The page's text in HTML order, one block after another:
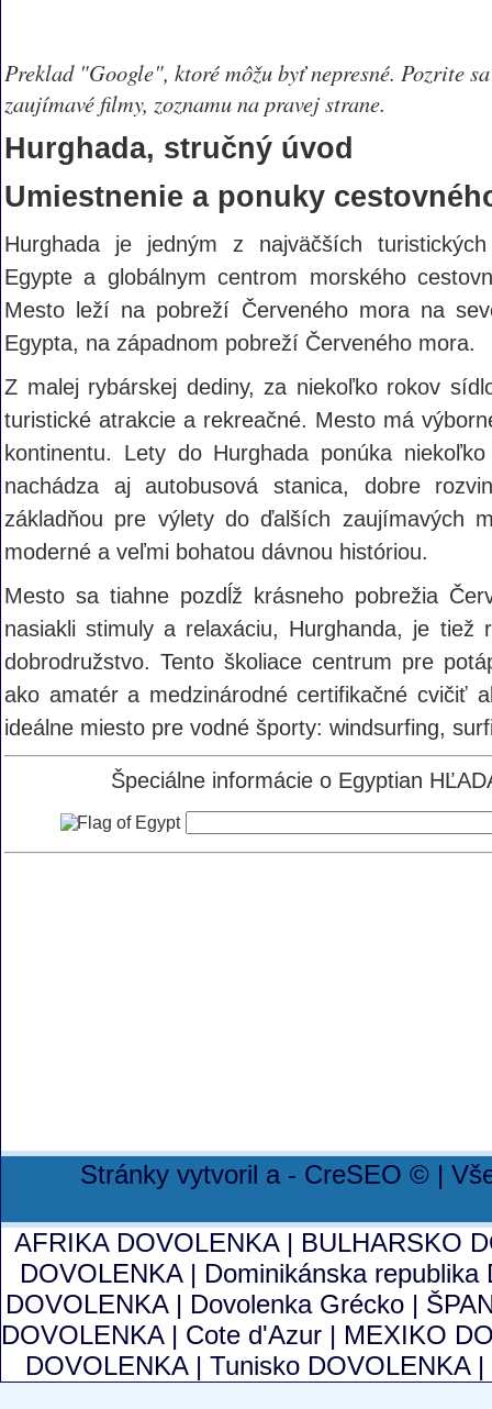
Preklad "Google", ktoré môžu byť nepresné. Pozrite
zaujímavé filmy, zoznamu na pravej strane.
Hurghada, stručný úvod
Umiestnenie a ponuky
Hurghada je jedným z najväčších
Egypte a globálnym centrom morského
Mesto leží na pobreží Červeného mora na
Egypta, na západnom pobreží Červeného mora.
Z malej rybárskej dediny, za niekoľko rokov
turistické atrakcie a rekreačné. Mesto má
kontinentu. Lety do Hurghada ponúka
nachádza aj autobusová stanica, dobre
základňou pre výlety do ďalších zaujímavých
moderné a veľmi bohatou dávnou históriou.
Mesto sa tiahne pozdĺž krásneho pobrežia
nasiakli stimuly a relaxáciu, Hurghanda, je tiež
dobrodružstvo. Tento školiace centrum pre
ako amatér a medzinárodné certifikačné cvičiť
ideálne miesto pre vodné športy: windsurfing,
Špeciálne informácie o Egyptian
Stránky vytvoril a - CreSEO © |
AFRIKA DOVOLENKA | BULHARSKO
DOVOLENKA | Dominikánska
DOVOLENKA | Dovolenka Grécko |
DOVOLENKA | Cote d'Azur | MEXIKO
DOVOLENKA |Tunisko DOVOLENKA |